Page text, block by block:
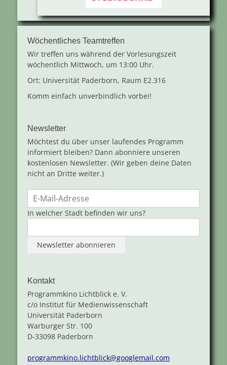
Wöchentliches Teamtreffen
Wir treffen uns während der Vorlesungszeit
wöchentlich Mittwoch, um 13:00 Uhr.
Ort: Universität Paderborn, Raum E2.316
Komm einfach unverbindlich vorbei!
Newsletter
Möchtest du über unser laufendes Programm
informiert bleiben? Dann abonniere unseren
kostenlosen Newsletter. (Wir geben deine Daten
nicht an Dritte weiter.)
In welcher Stadt befinden wir uns?
Kontakt
Programmkino Lichtblick e. V.
c/o Institut für Medienwissenschaft
Universität Paderborn
Warburger Str. 100
D-33098 Paderborn
programmkino.lichtblick@googlemail.com